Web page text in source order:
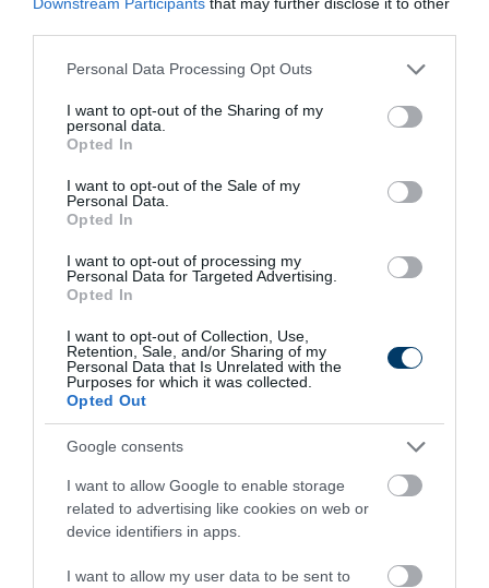
Please note that this website/app uses one or more Google
not limited to your visit or usage behaviour. You may click to
grant or deny consent to Google and its third-party tags to
use your data for below specified purposes in below Google
consent section.
Personal Data Processing Opt Outs
I want to opt-out of the Sharing of my
personal data.
Opted In
I want to opt-out of the Sale of my
Personal Data.
Opted In
I want to opt-out of processing my
Personal Data for Targeted Advertising.
Opted In
I want to opt-out of Collection, Use,
Retention, Sale, and/or Sharing of my
Personal Data that Is Unrelated with the
Purposes for which it was collected.
Opted Out
Google consents
I want to allow Google to enable storage
related to advertising like cookies on web or
device identifiers in apps.
I want to allow my user data to be sent to
Stop Eating These 3 Foods That Are Known to
Cause Parasites
366 71